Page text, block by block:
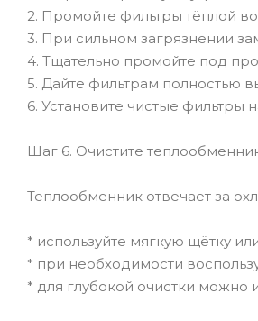
2. Промойте фильтры тёплой
3. При сильном загрязнении
4. Тщательно промойте под
5. Дайте фильтрам полностью
6. Установите чистые фильтры
Шаг 6. Очистите
Теплообменник отвечает за
* используйте мягкую щётку
* при необходимости
* для глубокой очистки можно